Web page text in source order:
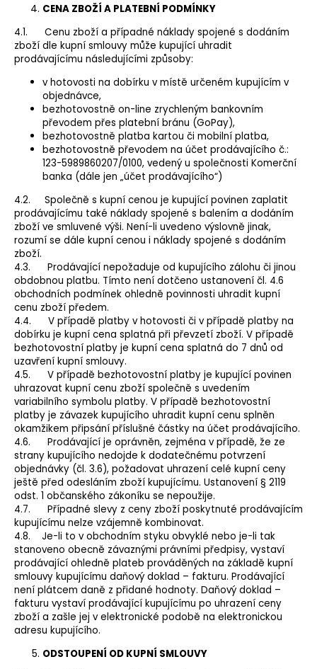
CENA ZBOŽÍ A PLATEBNÍ PODMÍNKY
4.1. Cenu zboží a případné náklady spojené s dodáním
zboží dle kupní smlouvy může kupující uhradit
prodávajícímu následujícími způsoby:
v hotovosti na dobírku v místě určeném kupujícím v
objednávce,
bezhotovostně on-line zrychleným bankovním
převodem přes platební bránu (GoPay),
bezhotovostně platba kartou či mobilní platba,
bezhotovostně převodem na účet prodávajícího č.:
123-5989860207/0100, vedený u společnosti Komerční
banka (dále jen „účet prodávajícího“)
4.2. Společně s kupní cenou je kupující povinen zaplatit
prodávajícímu také náklady spojené s balením a dodáním
zboží ve smluvené výši. Není-li uvedeno výslovně jinak,
rozumí se dále kupní cenou i náklady spojené s dodáním
zboží.
4.3. Prodávající nepožaduje od kupujícího zálohu či jinou
obdobnou platbu. Tímto není dotčeno ustanovení čl. 4.6
obchodních podmínek ohledně povinnosti uhradit kupní
cenu zboží předem.
4.4. V případě platby v hotovosti či v případě platby na
dobírku je kupní cena splatná při převzetí zboží. V případě
bezhotovostní platby je kupní cena splatná do 7 dnů od
uzavření kupní smlouvy.
4.5. V případě bezhotovostní platby je kupující povinen
uhrazovat kupní cenu zboží společně s uvedením
variabilního symbolu platby. V případě bezhotovostní
platby je závazek kupujícího uhradit kupní cenu splněn
okamžikem připsání příslušné částky na účet prodávajícího.
4.6. Prodávající je oprávněn, zejména v případě, že ze
strany kupujícího nedojde k dodatečnému potvrzení
objednávky (čl. 3.6), požadovat uhrazení celé kupní ceny
ještě před odesláním zboží kupujícímu. Ustanovení § 2119
odst. 1 občanského zákoníku se nepoužije.
4.7. Případné slevy z ceny zboží poskytnuté prodávajícím
kupujícímu nelze vzájemně kombinovat.
4.8. Je-li to v obchodním styku obvyklé nebo je-li tak
stanoveno obecně závaznými právními předpisy, vystaví
prodávající ohledně plateb prováděných na základě kupní
smlouvy kupujícímu daňový doklad – fakturu. Prodávající
není plátcem daně z přidané hodnoty. Daňový doklad –
fakturu vystaví prodávající kupujícímu po uhrazení ceny
zboží a zašle jej v elektronické podobě na elektronickou
adresu kupujícího.
ODSTOUPENÍ OD KUPNÍ SMLOUVY